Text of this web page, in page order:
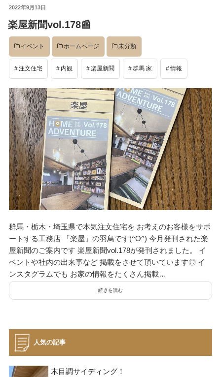
投
日:
2022年9月13日
楽屋新聞vol.178📰
イベント ホームページ 未分類
注文住宅 内観 楽屋新聞 群馬 家 情報
群馬・栃木・埼玉県で本気注文住宅を お考えのお客様をサポ
ートする工務店 「楽屋」の羽鳥です(^O^) 今月発刊された楽
屋新聞のご案内です 楽屋新聞vol.178が発刊されました。 イ
ベントや社内の出来事など 掲載をさせて頂いています◎ イ
ンスタグラムでも お家の情報をたくさん掲載…
続きを読む
人気の記事
木目調サイディング！